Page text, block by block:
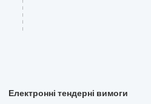
Електронні тендерні вимоги